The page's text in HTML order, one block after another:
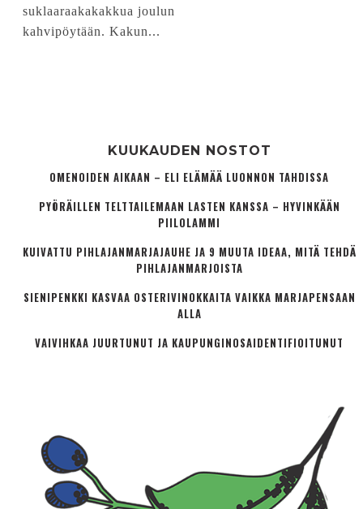
suklaaraakakakkua joulun
kahvipöytään. Kakun...
KUUKAUDEN NOSTOT
OMENOIDEN AIKAAN – ELI ELÄMÄÄ LUONNON TAHDISSA
PYÖRÄILLEN TELTTAILEMAAN LASTEN KANSSA – HYVINKÄÄN
PIILOLAMMI
KUIVATTU PIHLAJANMARJAJAUHE JA 9 MUUTA IDEAA, MITÄ TEHDÄ
PIHLAJANMARJOISTA
SIENIPENKKI KASVAA OSTERIVINOKKAITA VAIKKA MARJAPENSAAN
ALLA
VAIVIHKAA JUURTUNUT JA KAUPUNGINOSA­IDENTIFIOITUNUT